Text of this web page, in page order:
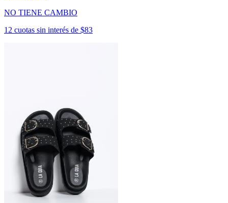
NO TIENE CAMBIO
12 cuotas sin interés de $83